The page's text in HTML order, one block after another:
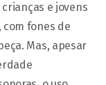
e jovens
com fones de
Mas, apesar